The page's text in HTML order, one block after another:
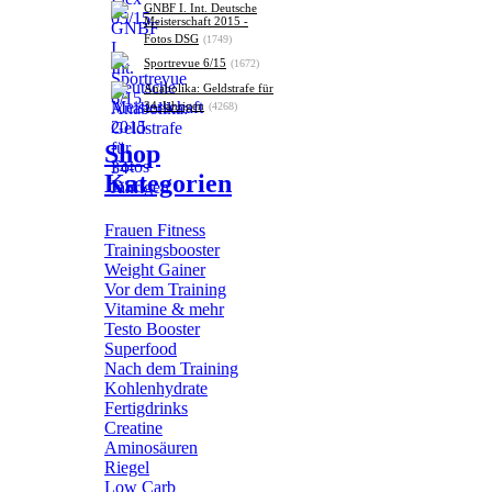
GNBF I. Int. Deutsche
Meisterschaft 2015 -
Fotos DSG (1749)
Sportrevue 6/15 (1672)
Anabolika: Geldstrafe für
34-Jährigen (4268)
Shop
Kategorien
Frauen Fitness
Trainingsbooster
Weight Gainer
Vor dem Training
Vitamine & mehr
Testo Booster
Superfood
Nach dem Training
Kohlenhydrate
Fertigdrinks
Creatine
Aminosäuren
Riegel
Low Carb